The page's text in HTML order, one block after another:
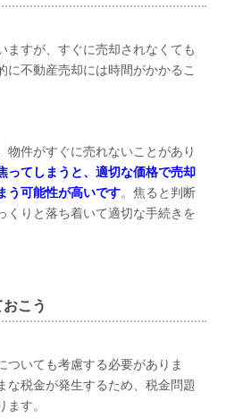
ますが、すぐに売却されなくても
に不動産売却には時間がかかるこ
物件がすぐに売れないことがあり
ってしまうと、適切な価格で売却
う可能性が高いです。焦ると判断
くりと落ち着いて適切な手続きを
こう
ついても考慮する必要がありま
な税金が発生するため、税金問題
す。